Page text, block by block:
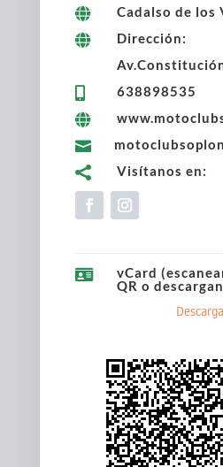

Cadalso de los

Dirección:

638898535



Visítanos en:

vCard
QR o